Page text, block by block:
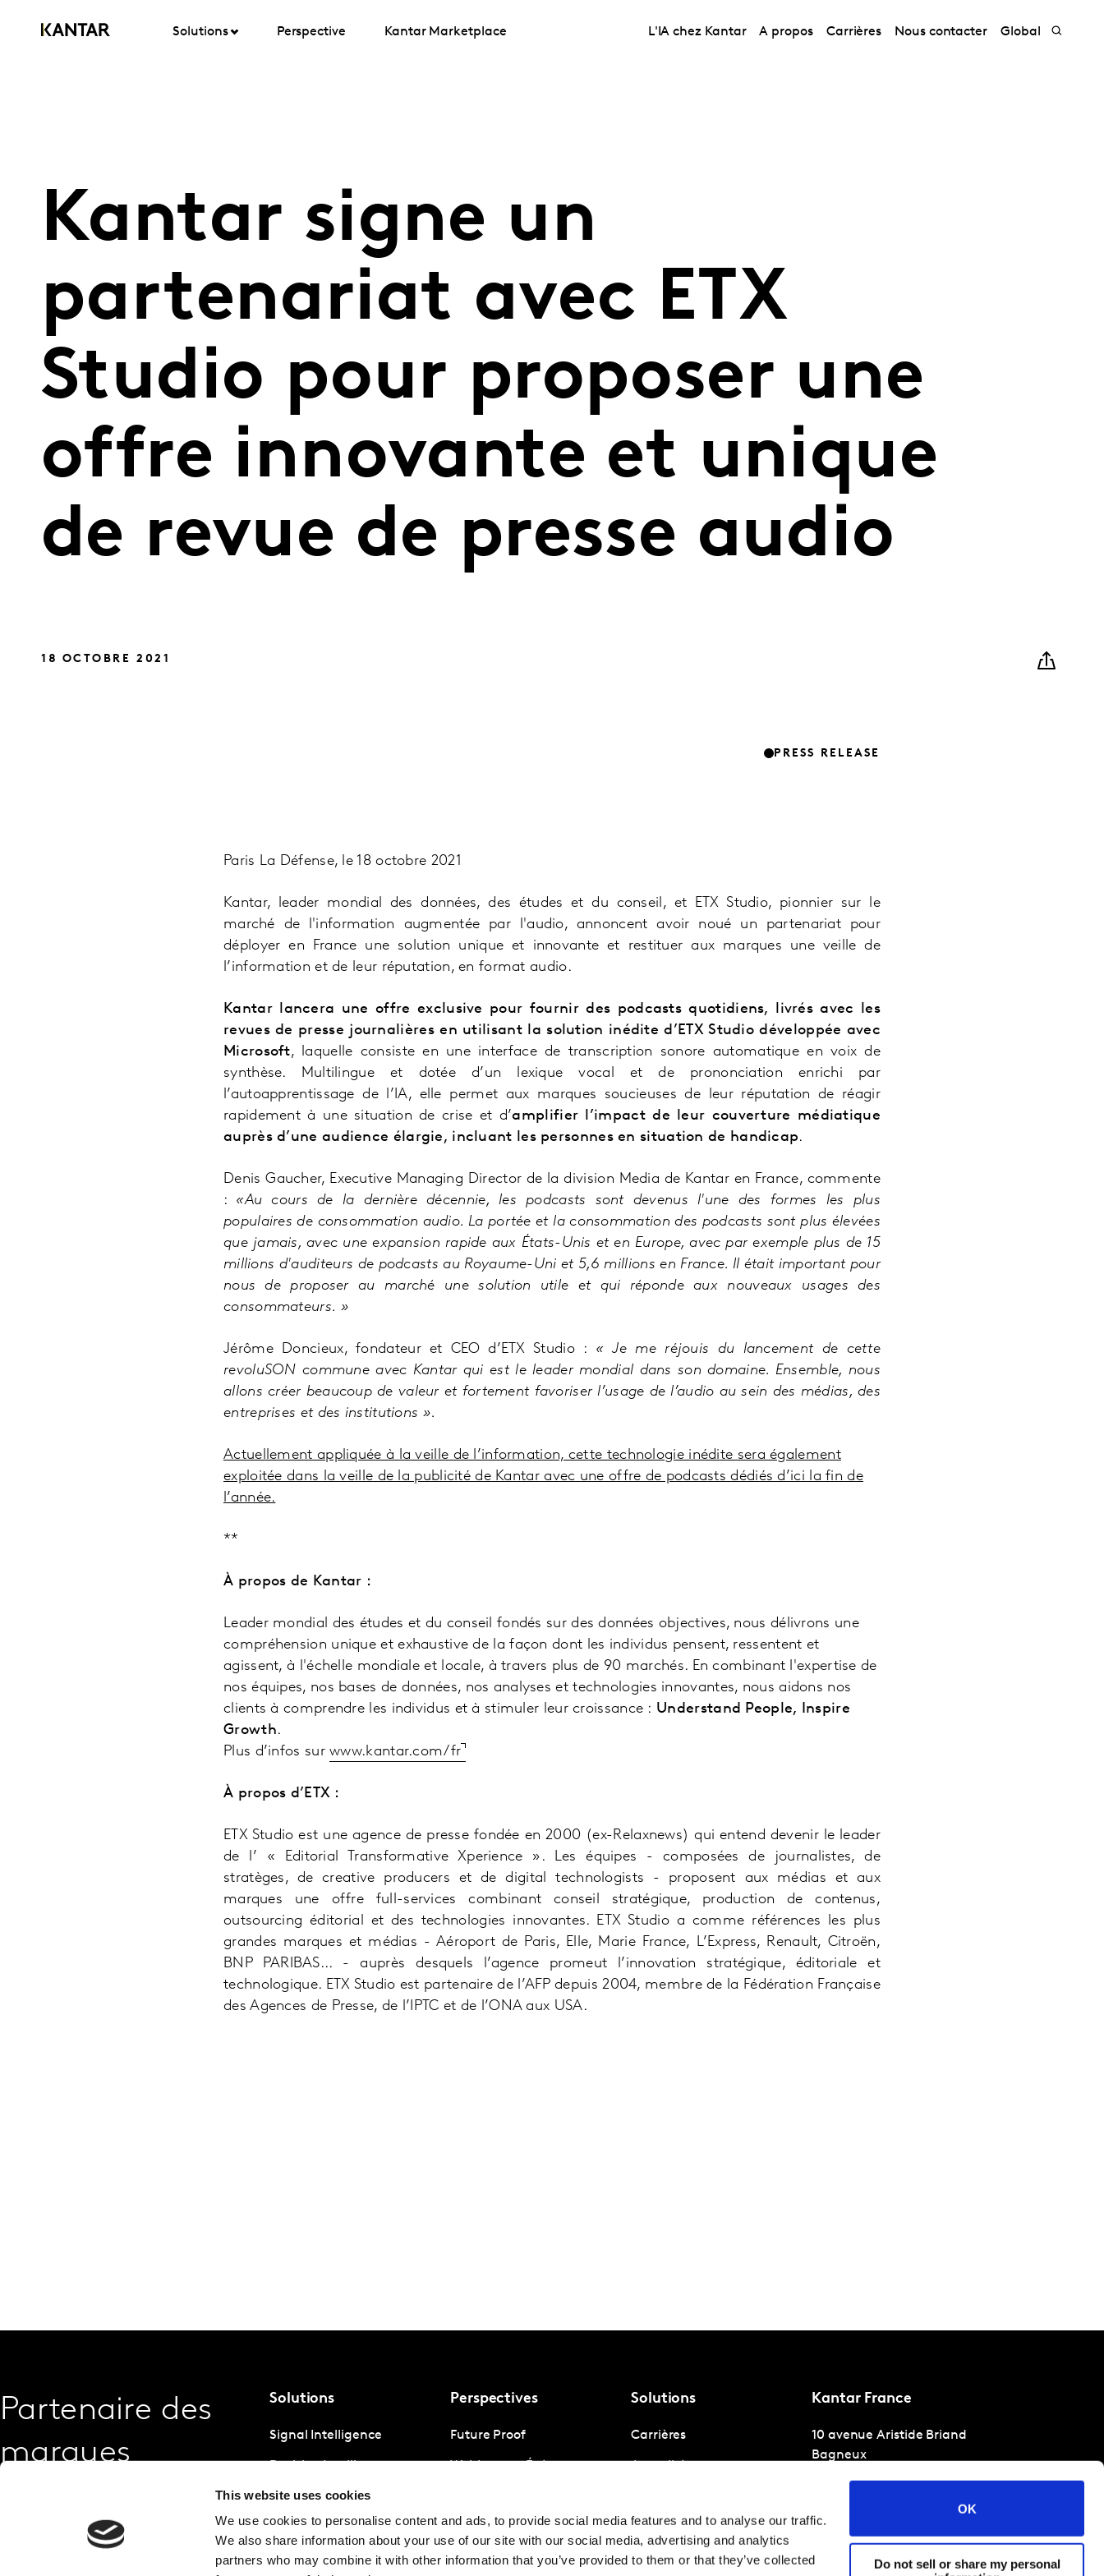
This website uses cookies
We use cookies to personalise content and ads, to provide social media features and to analyse our traffic.
We also share information about your use of our site with our social media, advertising and analytics
partners who may combine it with other information that you’ve provided to them or that they’ve collected
OK
Do not sell or share my personal
Solutions Perspective Kantar Marketplace L'IA chez Kantar A propos Carrières Nous contacter Global
Kantar signe un
partenariat avec ETX
Studio pour proposer une
offre innovante et unique
de revue de presse audio
18 OCTOBRE 2021
PRESS RELEASE
Paris La Défense, le 18 octobre 2021
Kantar, leader mondial des données, des études et du conseil, et ETX Studio, pionnier sur le
marché de l'information augmentée par l'audio, annoncent avoir noué un partenariat pour
déployer en France une solution unique et innovante et restituer aux marques une veille de
l’information et de leur réputation, en format audio.
Kantar lancera une offre exclusive pour fournir des podcasts quotidiens, livrés avec les
revues de presse journalières en utilisant la solution inédite d’ETX Studio développée avec
Microsoft, laquelle consiste en une interface de transcription sonore automatique en voix de
synthèse. Multilingue et dotée d’un lexique vocal et de prononciation enrichi par
l’autoapprentissage de l’IA, elle permet aux marques soucieuses de leur réputation de réagir
rapidement à une situation de crise et d’amplifier l’impact de leur couverture médiatique
auprès d’une audience élargie, incluant les personnes en situation de handicap.
Denis Gaucher, Executive Managing Director de la division Media de Kantar en France, commente
: «Au cours de la dernière décennie, les podcasts sont devenus l'une des formes les plus
populaires de consommation audio. La portée et la consommation des podcasts sont plus élevées
que jamais, avec une expansion rapide aux États-Unis et en Europe, avec par exemple plus de 15
millions d'auditeurs de podcasts au Royaume-Uni et 5,6 millions en France. Il était important pour
nous de proposer au marché une solution utile et qui réponde aux nouveaux usages des
consommateurs. »
Jérôme Doncieux, fondateur et CEO d’ETX Studio : « Je me réjouis du lancement de cette
revoluSON commune avec Kantar qui est le leader mondial dans son domaine. Ensemble, nous
allons créer beaucoup de valeur et fortement favoriser l’usage de l’audio au sein des médias, des
entreprises et des institutions ».
Actuellement appliquée à la veille de l’information, cette technologie inédite sera également
exploitée dans la veille de la publicité de Kantar avec une offre de podcasts dédiés d’ici la fin de
l’année.
**
À propos de Kantar :
Leader mondial des études et du conseil fondés sur des données objectives, nous délivrons une
compréhension unique et exhaustive de la façon dont les individus pensent, ressentent et
agissent, à l'échelle mondiale et locale, à travers plus de 90 marchés. En combinant l'expertise de
nos équipes, nos bases de données, nos analyses et technologies innovantes, nous aidons nos
clients à comprendre les individus et à stimuler leur croissance : Understand People, Inspire
Growth.
Plus d’infos surwww.kantar.com/fr
À propos d’ETX :
ETX Studio est une agence de presse fondée en 2000 (ex-Relaxnews) qui entend devenir le leader
de l’ « Editorial Transformative Xperience ». Les équipes - composées de journalistes, de
stratèges, de creative producers et de digital technologists - proposent aux médias et aux
marques une offre full-services combinant conseil stratégique, production de contenus,
outsourcing éditorial et des technologies innovantes. ETX Studio a comme références les plus
grandes marques et médias - Aéroport de Paris, Elle, Marie France, L’Express, Renault, Citroën,
BNP PARIBAS... - auprès desquels l’agence promeut l’innovation stratégique, éditoriale et
technologique. ETX Studio est partenaire de l’AFP depuis 2004, membre de la Fédération Française
des Agences de Presse, de l’IPTC et de l’ONA aux USA.
Partenaire des
marques
Solutions
Signal Intelligence
Strategic Intelligence
Perspectives
Future Proof
Solutions
Carrières
Gouvernance
Press kit
Kantar France
10 avenue Aristide Briand
Bagneux